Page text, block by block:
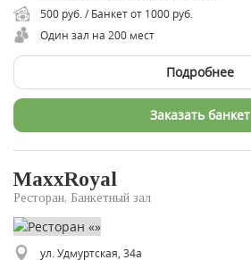
500 руб. / Банкет от 1000 руб.
Один зал на 200 мест
Подробнее
Заказать банкет
MaxxRoyal
Ресторан, Банкетный зал
ул. Удмуртская, 34а